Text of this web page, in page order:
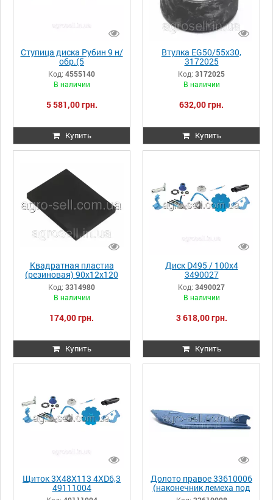
Ступица диска Рубин 9 н/
обр.(5
отв.)D185/160x58,5 Zn
Рубин, 4555140
Код: 4555140
В наличии
5 581,00 грн.
Купить
Втулка EG50/55x30,
3172025
Код: 3172025
В наличии
632,00 грн.
Купить
Квадратная пластиа
(резиновая) 90х12х120
Lemken Рубин 9 U
3314980
Код: 3314980
В наличии
174,00 грн.
Купить
Диск D495 / 100x4
3490027
Код: 3490027
В наличии
3 618,00 грн.
Купить
Щиток 3X48X113 4XD6,3
49111004
Долото правое 33610006
(наконечник лемеха под
один болт) SC2PS